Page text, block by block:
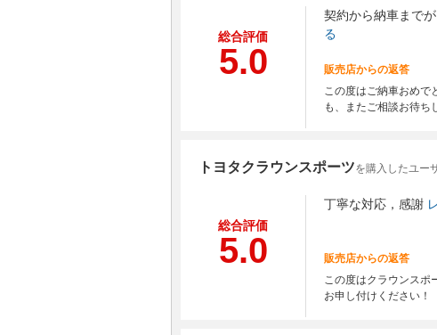
総合評価
5.0
契約から納車まで
る
販売店からの返答
この度はご納車おめで
も、またご相談お待ち
トヨタクラウンスポーツを購入したユー
総合評価
5.0
丁寧な対応，感謝
販売店からの返答
この度はクラウンスポ
お申し付けください！